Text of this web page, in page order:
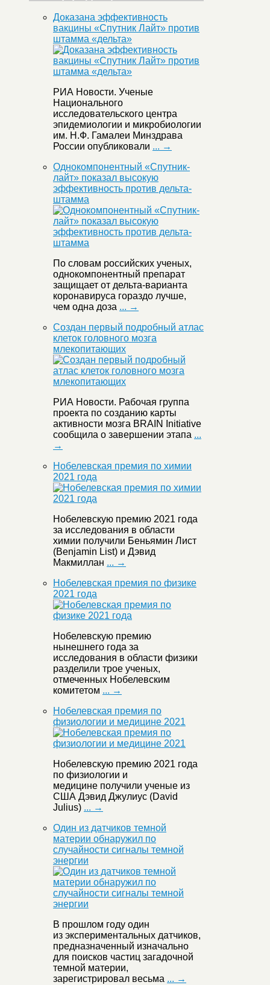
Доказана эффективность
вакцины «Спутник Лайт» против
штамма «дельта»
РИА Новости. Ученые
Национального
исследовательского центра
эпидемиологии и микробиологии
им. Н.Ф. Гамалеи Минздрава
России опубликовали ... →
Однокомпонентный «Спутник-
лайт» показал высокую
эффективность против дельта-
штамма
По словам российских ученых,
однокомпонентный препарат
защищает от дельта-варианта
коронавируса гораздо лучше,
чем одна доза ... →
Создан первый подробный атлас
клеток головного мозга
млекопитающих
РИА Новости. Рабочая группа
проекта по созданию карты
активности мозга BRAIN Initiative
сообщила о завершении этапа ...
→
Нобелевская премия по химии
2021 года
Нобелевскую премию 2021 года
за исследования в области
химии получили Беньямин Лист
(Benjamin List) и Дэвид
Макмиллан ... →
Нобелевская премия по физике
2021 года
Нобелевскую премию
нынешнего года за
исследования в области физики
разделили трое ученых,
отмеченных Нобелевским
комитетом ... →
Нобелевская премия по
физиологии и медицине 2021
Нобелевскую премию 2021 года
по физиологии и
медицине получили ученые из
США Дэвид Джулиус (David
Julius) ... →
Один из датчиков темной
материи обнаружил по
случайности сигналы темной
энергии
В прошлом году один
из экспериментальных датчиков,
предназначенный изначально
для поисков частиц загадочной
темной материи,
зарегистрировал весьма ... →